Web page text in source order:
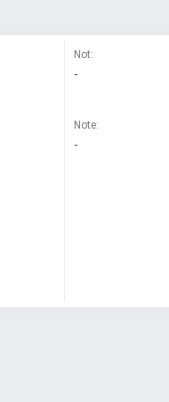
Not:
-
Note:
-